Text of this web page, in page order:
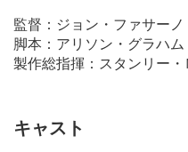
監督：ジョン・ファサーノ
脚本：アリソン・グラハム
製作総指揮：スタンリー
キャスト